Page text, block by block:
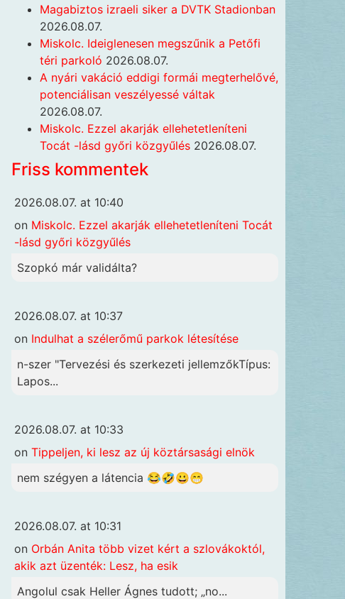
Magabiztos izraeli siker a DVTK Stadionban
2026.08.07.
Miskolc. Ideiglenesen megszűnik a Petőfi
téri parkoló 2026.08.07.
A nyári vakáció eddigi formái megterhelővé,
potenciálisan veszélyessé váltak
2026.08.07.
Miskolc. Ezzel akarják ellehetetleníteni
Tocát -lásd győri közgyűlés 2026.08.07.
Friss kommentek
2026.08.07. at 10:40
on Miskolc. Ezzel akarják ellehetetleníteni Tocát
-lásd győri közgyűlés
Szopkó már validálta?
2026.08.07. at 10:37
on Indulhat a szélerőmű parkok létesítése
n-szer "Tervezési és szerkezeti jellemzőkTípus:
Lapos...
2026.08.07. at 10:33
on Tippeljen, ki lesz az új köztársasági elnök
nem szégyen a látencia 😂🤣😀😁
2026.08.07. at 10:31
on Orbán Anita több vizet kért a szlovákoktól,
akik azt üzenték: Lesz, ha esik
Angolul csak Heller Ágnes tudott; „no...